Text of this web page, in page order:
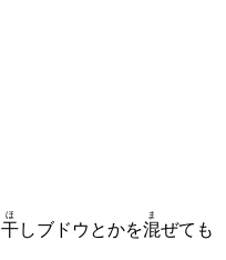
干
ほ
しブドウとかを混
ま
ぜても